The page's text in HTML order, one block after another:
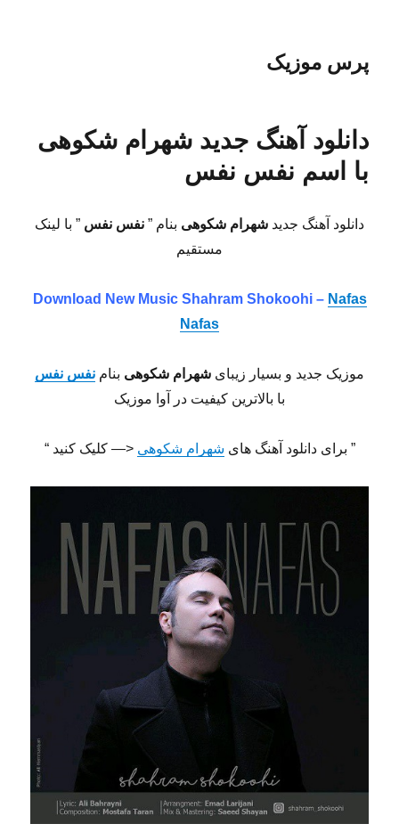
پرس موزیک
دانلود آهنگ جدید شهرام شکوهی
با اسم نفس نفس
دانلود آهنگ جدید شهرام شکوهی بنام ” نفس نفس ” با لینک
مستقیم
Download New MusicShahram Shokoohi – Nafas
Nafas
موزیک جدید و بسیار زیبای شهرام شکوهی بنام نفس نفس
با بالاترین کیفیت در آوا موزیک
” برای دانلود آهنگ های شهرام شکوهی <— کلیک کنید “